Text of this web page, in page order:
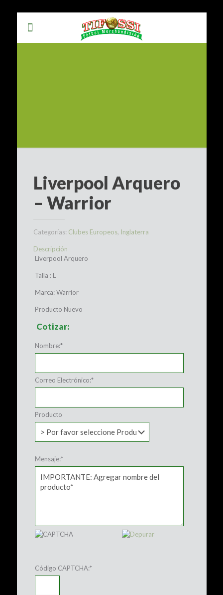
Liverpool Arquero
– Warrior
Categorías: Clubes Europeos, Inglaterra
Descripción
Liverpool Arquero
Talla : L
Marca: Warrior
Producto Nuevo
Cotizar:
Nombre:*
Correo Electrónico:*
Producto
Mensaje:*
Código CAPTCHA:*